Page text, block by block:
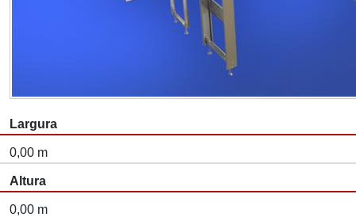
Largura
0,00 m
Altura
0,00 m